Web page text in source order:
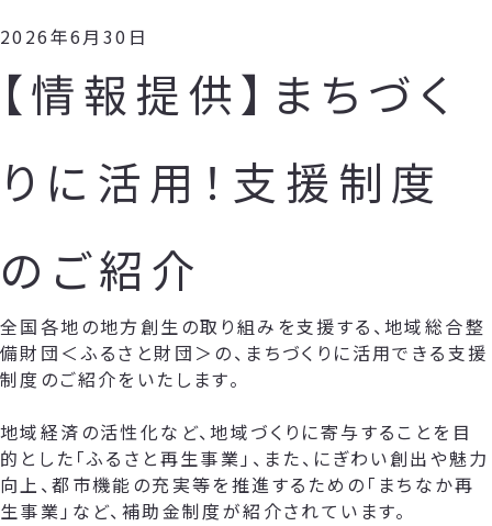
2026年6月30日
【情報提供】まちづく
りに活用！支援制度
のご紹介
全国各地の地方創生の取り組みを支援する、地域総合整
備財団＜ふるさと財団＞の、まちづくりに活用できる支援
制度のご紹介をいたします。
地域経済の活性化など、地域づくりに寄与することを目
的とした「ふるさと再生事業」、また、にぎわい創出や魅力
向上、都市機能の充実等を推進するための「まちなか再
生事業」など、補助金制度が紹介されています。